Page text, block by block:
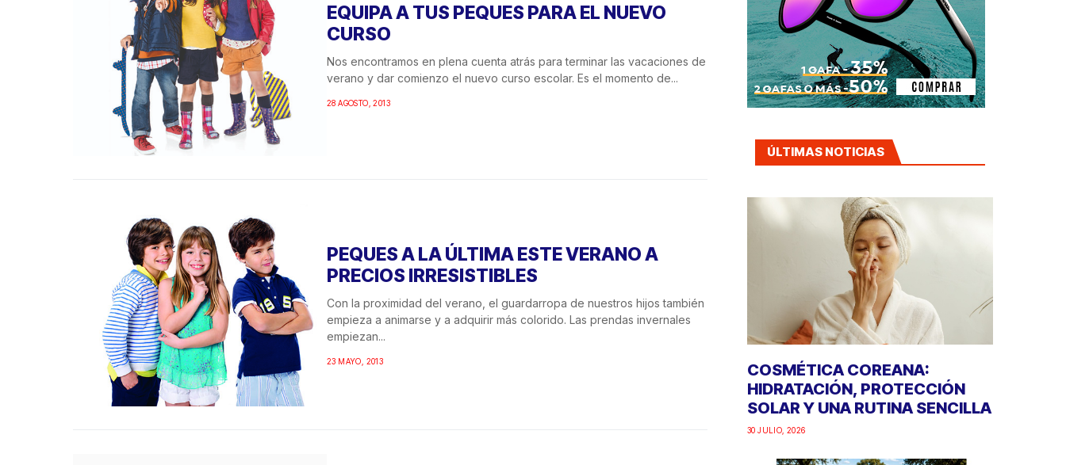
EQUIPA A TUS PEQUES PARA EL NUEVO
CURSO
Nos encontramos en plena cuenta atrás para terminar las vacaciones de
verano y dar comienzo el nuevo curso escolar. Es el momento de...
28 AGOSTO, 2013
PEQUES A LA ÚLTIMA ESTE VERANO A
PRECIOS IRRESISTIBLES
Con la proximidad del verano, el guardarropa de nuestros hijos también
empieza a animarse y a adquirir más colorido. Las prendas invernales
empiezan...
23 MAYO, 2013
ÚLTIMAS NOTICIAS
COSMÉTICA COREANA:
HIDRATACIÓN, PROTECCIÓN
SOLAR Y UNA RUTINA SENCILLA
30 JULIO, 2026